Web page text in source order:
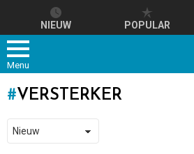
NIEUW POPULAR
Menu
VERSTERKER